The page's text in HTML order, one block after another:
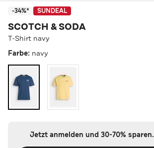
-34%* SUNDEAL
SCOTCH & SODA
T-Shirt navy
Farbe: navy
Jetzt anmelden und 30-70% sparen.